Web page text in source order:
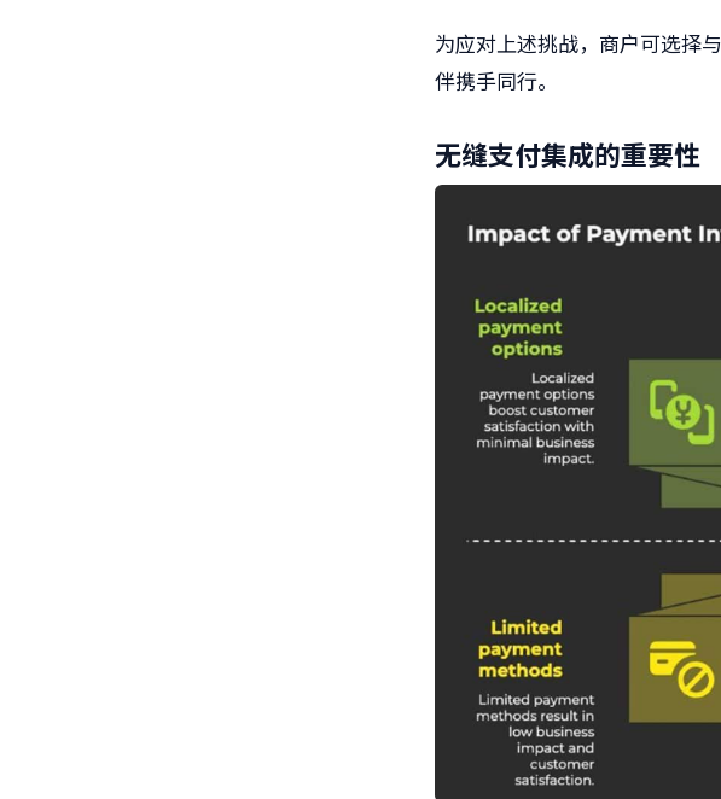
为应对上述挑战，商户可选择
伴携手同行。
无缝支付集成的重要性